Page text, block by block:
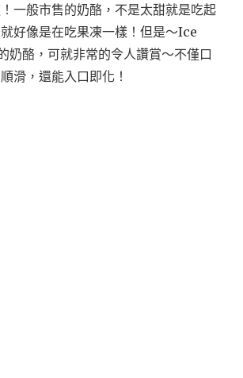
一般市售的奶酪，不是太甜就是吃起
好像是在吃果凍一樣！但是～Ice
奶酪，可就非常的令人讚賞～不僅口
滑，還能入口即化！